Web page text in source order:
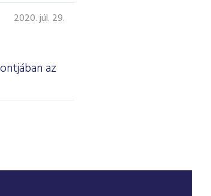
2020. júl. 29.
az